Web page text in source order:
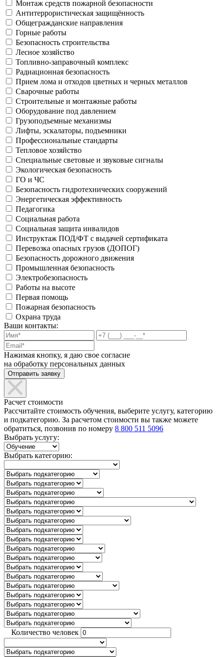
Монтаж средств пожарной безопасности
Антитеррористическая защищённость
Общегражданские направления
Горные работы
Безопасность строительства
Лесное хозяйство
Топливно-заправочный комплекс
Радиационная безопасность
Прием лома и отходов цветных и черных металлов
Сварочные работы
Строительные и монтажные работы
Оборудование под давлением
Грузоподъемные механизмы
Лифты, эскалаторы, подъемники
Профессиональные стандарты
Тепловое хозяйство
Специальные световые и звуковые сигналы
Экологическая безопасность
ГО и ЧС
Безопасность гидротехнических сооружений
Энергетическая эффективность
Педагогика
Социальная работа
Социальная защита инвалидов
Инструктаж ПОД/ФТ с выдачей сертификата
Перевозка опасных грузов (ДОПОГ)
Безопасность дорожного движения
Промышленная безопасность
Электробезопасность
Работы на высоте
Первая помощь
Пожарная безопасность
Охрана труда
Ваши контакты:
Нажимая кнопку, я даю свое согласие
на обработку персональных данных
Расчет стоимости
Рассчитайте стоимость обучения, выберите услугу, категорию
и подкатегорию. За расчетом стоимости вы также можете
обратиться, позвонив по номеру 8 800 511 5096
Выбрать услугу:
Выбрать категорию:
Количество человек